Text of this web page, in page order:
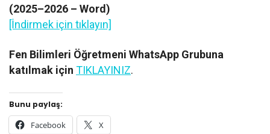
(2025–2026 – Word)
[İndirmek için tıklayın]
Fen Bilimleri Öğretmeni WhatsApp Grubuna
katılmak için TIKLAYINIZ.
Bunu paylaş:
Facebook X